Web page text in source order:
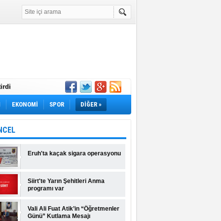
İş Arayanlar
Açıklandı!
Fiyatlar ve
EKONOMİ SPOR DİĞER »
Eruh'ta kaçak sigara operasyonu
Siirt'te Yarın Şehitleri Anma
programı var
Vali Ali Fuat Atik’in “Öğretmenler
Günü” Kutlama Mesajı